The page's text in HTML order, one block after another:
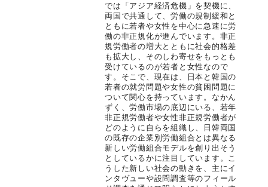
では「アジア経済危機」を契機に、
両国で共通して、労働の規制緩和と
ともに若者や女性を中心に急速に労
働の非正規化が進んでいます。非正
規労働者の増大とともに社会的格差
も拡大し、そのしわ寄せをもっとも
受けているのが若者と女性なので
す。そこで、現在は、日本と韓国の
若者の就労問題や女性の貧困問題に
ついて関心を持っています。なかん
ずく、労働市場の底辺にいる、若年
非正規労働者や女性非正規労働者が
どのように自らを組織し、日韓両国
の既存の企業別労働組合とは異なる
新しい労働組合モデルを創り出そう
としているかに注目しています。こ
うした新しい社会の動きを、主にイ
ンタヴューや設問調査等のフィール